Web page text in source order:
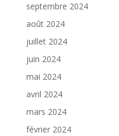
septembre 2024
août 2024
juillet 2024
juin 2024
mai 2024
avril 2024
mars 2024
février 2024